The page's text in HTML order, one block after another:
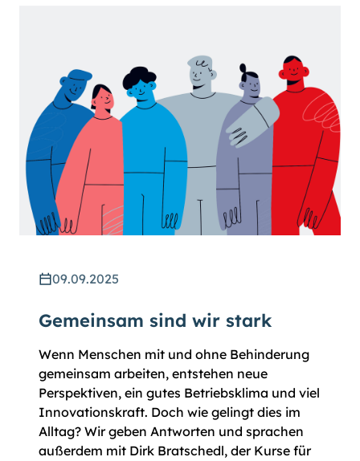
09.09.2025
Gemeinsam sind wir stark
Wenn Menschen mit und ohne Behinderung
gemeinsam arbeiten, entstehen neue
Perspektiven, ein gutes Betriebsklima und viel
Innovationskraft. Doch wie gelingt dies im
Alltag? Wir geben Antworten und sprachen
außerdem mit Dirk Bratschedl, der Kurse für